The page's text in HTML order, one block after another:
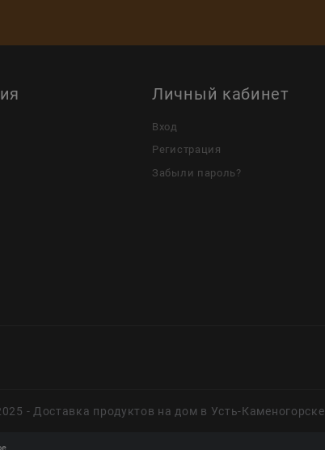
Личный кабинет
Вход
Регистрация
Забыли пароль?
- Доставка продуктов на дом в Усть-Каменогорске